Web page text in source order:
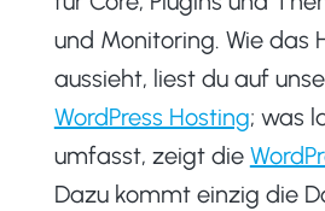
und Monitoring. Wie das
aussieht, liest du auf
WordPress Hosting; was
umfasst, zeigt die
Dazu kommt einzig die